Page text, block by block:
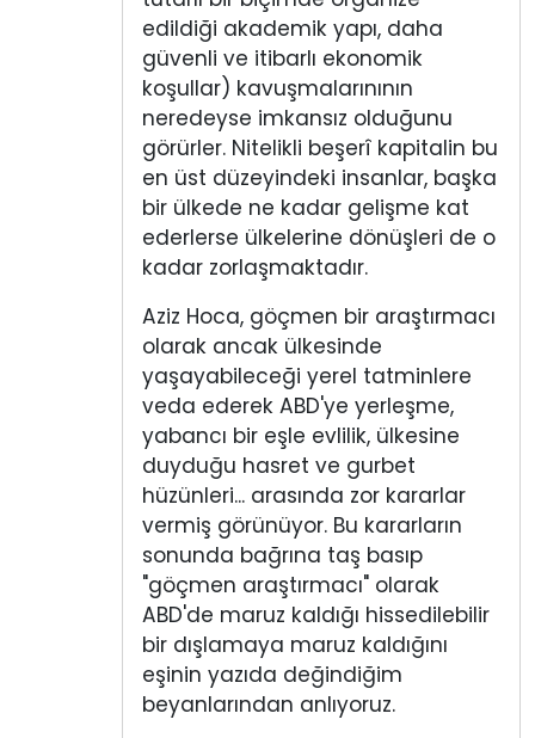
edildiği akademik yapı, daha
güvenli ve itibarlı ekonomik
koşullar) kavuşmalarınının
neredeyse imkansız olduğunu
görürler. Nitelikli beşerî kapitalin bu
en üst düzeyindeki insanlar, başka
bir ülkede ne kadar gelişme kat
ederlerse ülkelerine dönüşleri de o
kadar zorlaşmaktadır.
Aziz Hoca, göçmen bir araştırmacı
olarak ancak ülkesinde
yaşayabileceği yerel tatminlere
veda ederek ABD'ye yerleşme,
yabancı bir eşle evlilik, ülkesine
duyduğu hasret ve gurbet
hüzünleri... arasında zor kararlar
vermiş görünüyor. Bu kararların
sonunda bağrına taş basıp
"göçmen araştırmacı" olarak
ABD'de maruz kaldığı hissedilebilir
bir dışlamaya maruz kaldığını
eşinin yazıda değindiğim
beyanlarından anlıyoruz.